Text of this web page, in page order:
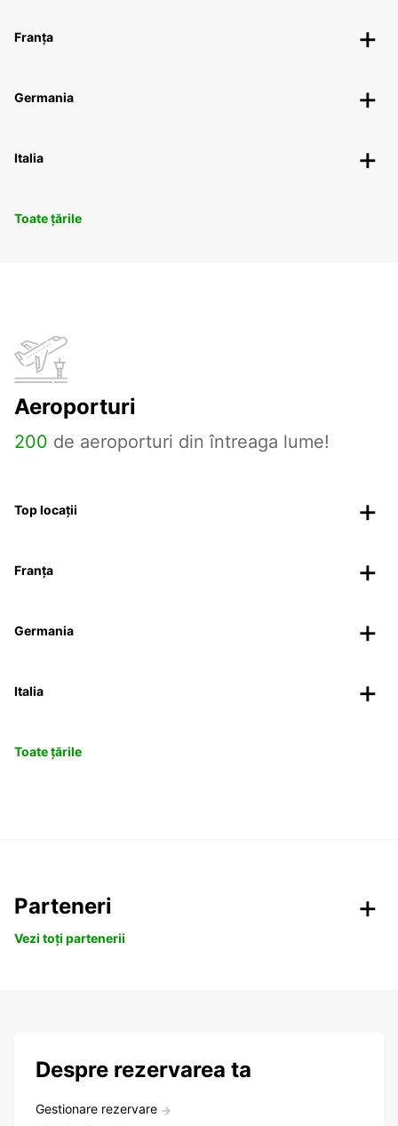
Franța
Germania
Italia
Toate țările
Aeroporturi
200 de aeroporturi din întreaga lume!
Top locații
Franța
Germania
Italia
Toate țările
Parteneri
Vezi toți partenerii
Despre rezervarea ta
Gestionare rezervare